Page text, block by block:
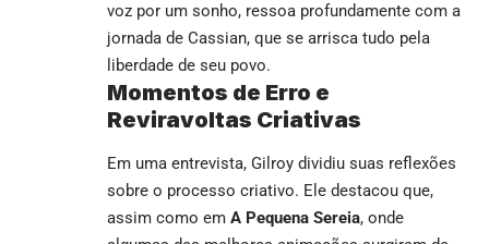
voz por um sonho, ressoa profundamente com a
jornada de Cassian, que se arrisca tudo pela
liberdade de seu povo.
Momentos de Erro e
Reviravoltas Criativas
Em uma entrevista, Gilroy dividiu suas reflexões
sobre o processo criativo. Ele destacou que,
assim como em A Pequena Sereia, onde